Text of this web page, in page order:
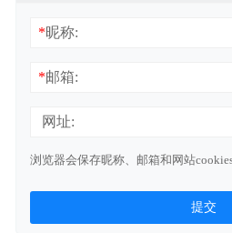
*昵称:
*邮箱:
网址:
浏览器会保存昵称、邮箱和网站